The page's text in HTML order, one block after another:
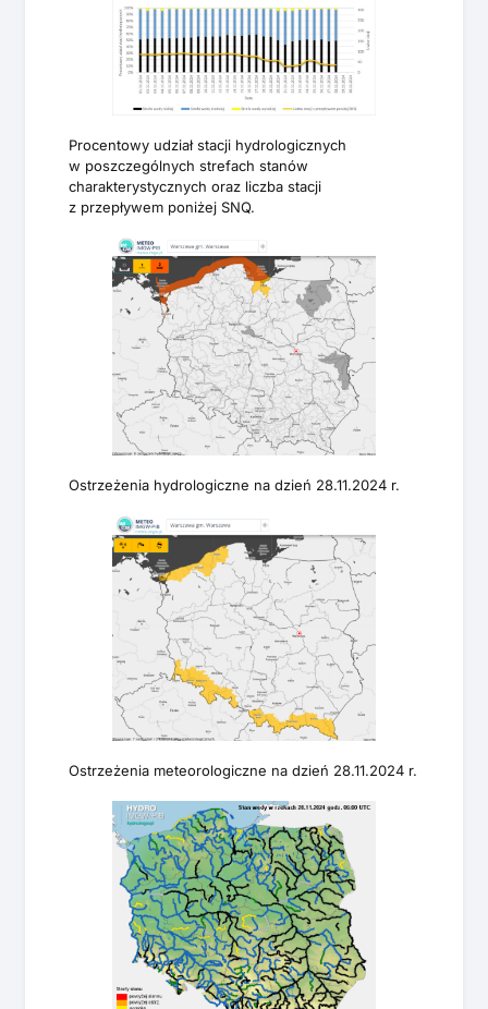
Procentowy udział stacji hydrologicznych
w poszczególnych strefach stanów
charakterystycznych oraz liczba stacji
z przepływem poniżej SNQ.
Ostrzeżenia hydrologiczne na dzień 28.11.2024 r.
Ostrzeżenia meteorologiczne na dzień 28.11.2024 r.